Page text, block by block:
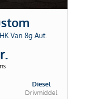
Van 8g Aut.
Diesel
Drivmiddel